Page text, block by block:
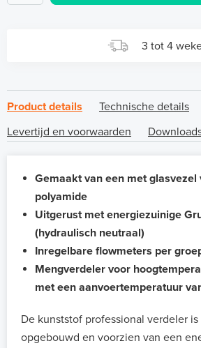
3 tot 4
Product details
Technische details
Levertijd en voorwaarden
Gemaakt van een met
polyamide
Uitgerust met energiezuinige
(hydraulisch neutraal)
Inregelbare flowmeters per
Mengverdeler voor
met een aanvoertemperatuur
De kunststof professional verdeler
opgebouwd en voorzien van een